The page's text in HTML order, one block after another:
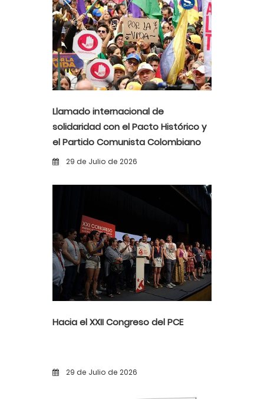
Llamado internacional de
solidaridad con el Pacto Histórico y
el Partido Comunista Colombiano
ante la alerta democrática y la
29 de Julio de 2026
Hacia el XXII Congreso del PCE
29 de Julio de 2026